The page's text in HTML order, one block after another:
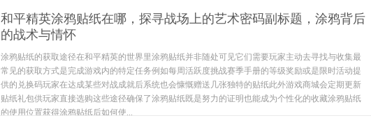
和平精英涂鸦贴纸在哪，探寻战场上的艺术密码副标题，涂鸦背后
的战术与情怀
涂鸦贴纸的获取途径在和平精英的世界里涂鸦贴纸并非随处可见它们需要玩家主动去寻找与收集最
常见的获取方式是完成游戏内的特定任务例如每周活跃度挑战赛季手册的等级奖励或是限时活动提
供的兑换码玩家在达成某些对战成就后系统也会慷慨赠送几张独特的贴纸此外游戏商城会定期更新
贴纸礼包供玩家直接选购这些途径确保了涂鸦贴纸既是努力的证明也能成为个性化的收藏涂鸦贴纸
的使用位置获得涂鸦贴纸后如何使...